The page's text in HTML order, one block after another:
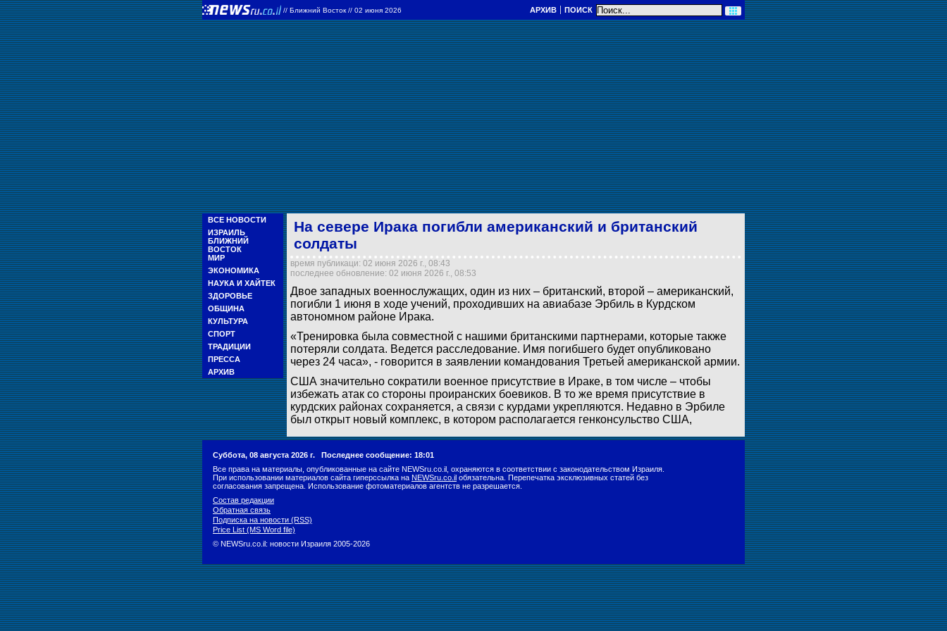
// Ближний Восток // 02 июня 2026 АРХИВ ПОИСК
ВСЕ НОВОСТИ
ИЗРАИЛЬ
БЛИЖНИЙ
ВОСТОК
МИР
ЭКОНОМИКА
НАУКА И ХАЙТЕК
ЗДОРОВЬЕ
ОБЩИНА
КУЛЬТУРА
СПОРТ
ТРАДИЦИИ
ПРЕССА
АРХИВ
На севере Ирака погибли американский и британский
солдаты
время публикаци: 02 июня 2026 г., 08:43
последнее обновление: 02 июня 2026 г., 08:53
Двое западных военнослужащих, один из них – британский, второй – американский,
погибли 1 июня в ходе учений, проходивших на авиабазе Эрбиль в Курдском
автономном районе Ирака.
«Тренировка была совместной с нашими британскими партнерами, которые также
потеряли солдата. Ведется расследование. Имя погибшего будет опубликовано
через 24 часа», - говорится в заявлении командования Третьей американской армии.
США значительно сократили военное присутствие в Ираке, в том числе – чтобы
избежать атак со стороны проиранских боевиков. В то же время присутствие в
курдских районах сохраняется, а связи с курдами укрепляются. Недавно в Эрбиле
был открыт новый комплекс, в котором располагается генконсульство США,
Суббота, 08 августа 2026 г. Последнее сообщение: 18:01
Все права на материалы, опубликованные на сайте NEWSru.co.il, охраняются в соответствии с законодательством Израиля.
При использовании материалов сайта гиперссылка на NEWSru.co.il обязательна. Перепечатка эксклюзивных статей без
согласования запрещена. Использование фотоматериалов агентств не разрешается.
Состав редакции
Обратная связь
Подписка на новости (RSS)
Price List (MS Word file)
© NEWSru.co.il: новости Израиля 2005-2026